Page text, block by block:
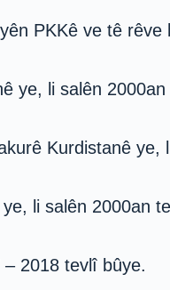
PKKê ve tê
ye, li salên
Kurdistanê
li salên 2000an
2018 tevlî bûye.